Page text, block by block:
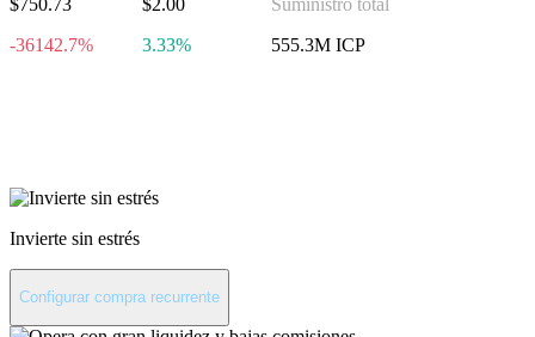
$750.73
-36142.7%
$2.00
3.33%
Suministro total
555.3M ICP
Invierte sin estrés
Configurar compra recurrente